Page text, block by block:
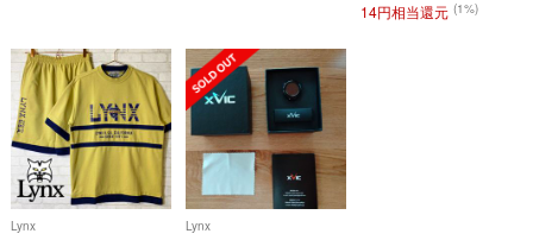
14円相当還元 (1%)
Lynx Lynx